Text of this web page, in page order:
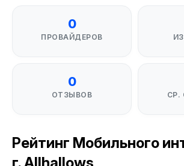
0
ПРОВАЙДЕРОВ
0
ОТЗЫВОВ СР.
Рейтинг Мобильного